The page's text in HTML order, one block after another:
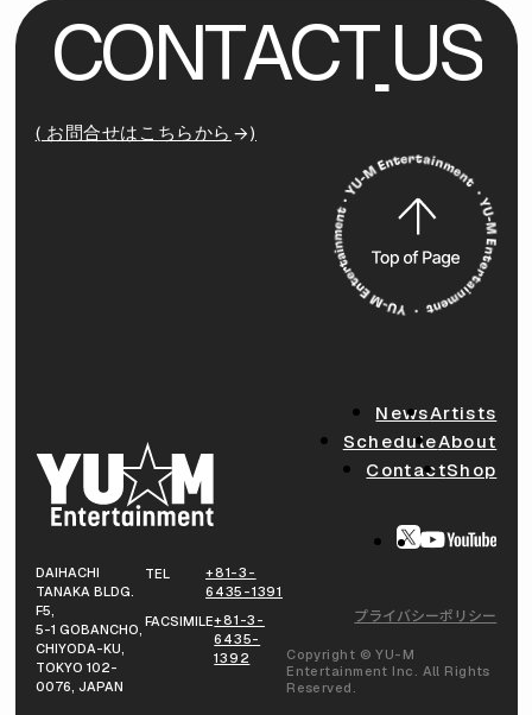
CONTACT US
( お問合せはこちらから )
DAIHACHI
TANAKA BLDG.
F5,
5-1 GOBANCHO,
CHIYODA-KU,
TOKYO 102-
0076, JAPAN
TEL
+81-3-
6435-1391
FACSIMILE+81-3-
6435-
1392
NewsArtists
ScheduleAbout
ContactShop
プライバシーポリシー
Copyright © YU-M
Entertainment Inc. All Rights
Reserved.